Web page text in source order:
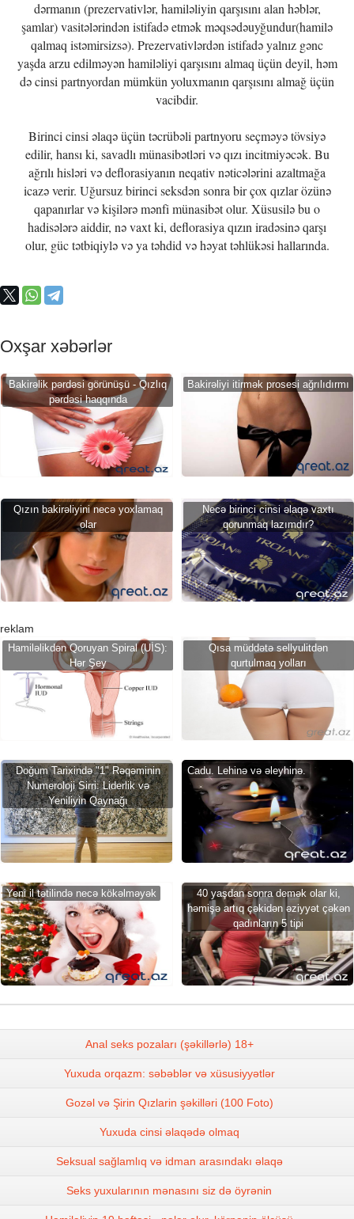
dərmanın (prezervativlər, hamiləliyin qarşısını alan həblər,
şamlar) vasitələrindən istifadə etmək məqsədəuyğundur(hamilə
qalmaq istəmirsizsə). Prezervativlərdən istifadə yalnız gənc
yaşda arzu edilməyən hamiləliyi qarşısını almaq üçün deyil, həm
də cinsi partnyordan mümkün yoluxmanın qarşısını almağ üçün
vacibdir.
Birinci cinsi əlaqə üçün təcrübəli partnyoru seçməyə tövsiyə
edilir, hansı ki, savadlı münasibətləri və qızı incitmiyəcək. Bu
ağrılı hisləri və deflorasiyanın neqativ nəticələrini azaltmağa
icazə verir. Uğursuz birinci seksdən sonra bir çox qızlar özünə
qapanırlar və kişilərə mənfi münasibət olur. Xüsusilə bu o
hadisələrə aiddir, nə vaxt ki, deflorasiya qızın iradəsinə qarşı
olur, güc tətbiqiylə və ya təhdid və həyat təhlükəsi hallarında.
Oxşar xəbərlər
Bakirəlik pərdəsi görünüşü - Qızlıq
pərdəsi haqqında
Bakirəliyi itirmək prosesi ağrılıdırmı
Qızın bakirəliyini necə yoxlamaq
olar
Necə birinci cinsi əlaqə vaxtı
qorunmaq lazımdır?
reklam
Hamiləlikdən Qoruyan Spiral (UİS):
Hər Şey
Qısa müddətə sellyulitdən
qurtulmaq yolları
Doğum Tarixində "1" Rəqəminin
Numeroloji Sirri: Liderlik və
Yeniliyin Qaynağı
Cadu. Lehinə və əleyhinə.
Yeni il tətilində necə kökəlməyək
40 yaşdan sonra demək olar ki,
həmişə artıq çəkidən əziyyət çəkən
qadınların 5 tipi
Anal seks pozaları (şəkillərlə) 18+
Yuxuda orqazm: səbəblər və xüsusiyyətlər
Gozəl və Şirin Qızlarin şəkilləri (100 Foto)
Yuxuda cinsi əlaqədə olmaq
Seksual sağlamlıq və idman arasındakı əlaqə
Seks yuxularının mənasını siz də öyrənin